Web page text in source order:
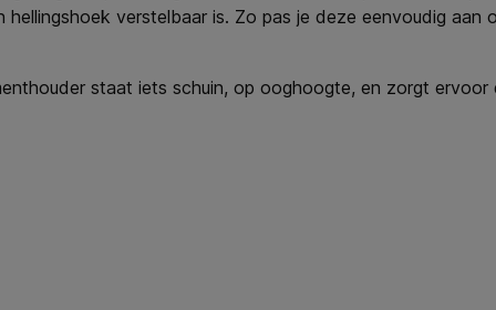
verstelbaar is. Zo pas je deze eenvoudig
staat iets schuin, op ooghoogte, en zorgt